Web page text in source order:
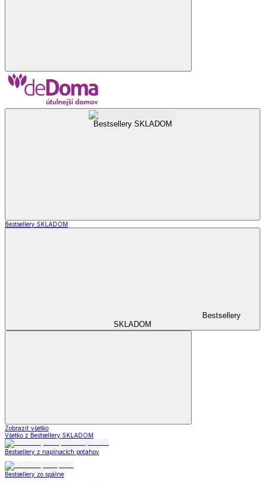
Bestsellery SKLADOM
Bestsellery SKLADOM
Bestsellery
SKLADOM
Zobraziť všetko
Všetko z Bestsellery SKLADOM
Bestsellery z napínacích poťahov
Bestsellery zo spálne